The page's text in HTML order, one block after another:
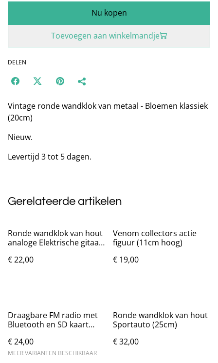
Nu kopen
Toevoegen aan winkelmandje
DELEN
Vintage ronde wandklok van metaal - Bloemen klassiek
(20cm)
Nieuw.
Levertijd 3 tot 5 dagen.
Gerelateerde artikelen
Ronde wandklok van hout
analoge Elektrische gitaar
€ 22,00
Venom collectors actie
figuur (11cm hoog)
€ 19,00
Draagbare FM radio met
Bluetooth en SD kaart
€ 24,00
MEER VARIANTEN BESCHIKBAAR
Ronde wandklok van hout
Sportauto (25cm)
€ 32,00